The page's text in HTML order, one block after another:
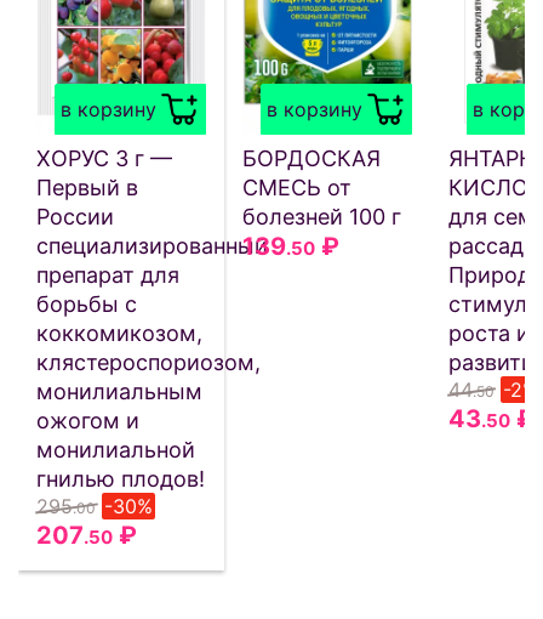
в корзину
ХОРУС 3 г —
Первый в
России
специализированный
препарат для
борьбы с
коккомикозом,
клястероспориозом,
монилиальным
ожогом и
монилиальной
гнилью плодов!
295.00 -30%
207.50 ₽
в корзину
БОРДОСКАЯ
СМЕСЬ от
болезней 100 г
139.50 ₽
в
для
роста и
44.50 -2%
43.50 ₽